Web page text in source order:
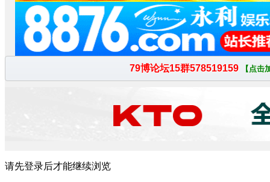
请先登录后才能继续浏览